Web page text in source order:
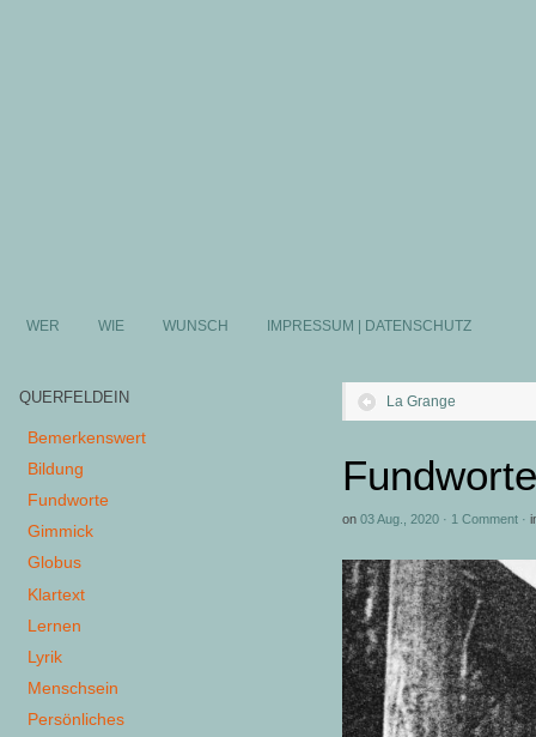
WER WIE WUNSCH IMPRESSUM | DATENSCHUTZ
La Grange
on 03 Aug., 2020 · 1 Comment ·
QUERFELDEIN
Bemerkenswert
Bildung
Fundworte
Gimmick
Globus
Klartext
Lernen
Lyrik
Menschsein
Persönliches